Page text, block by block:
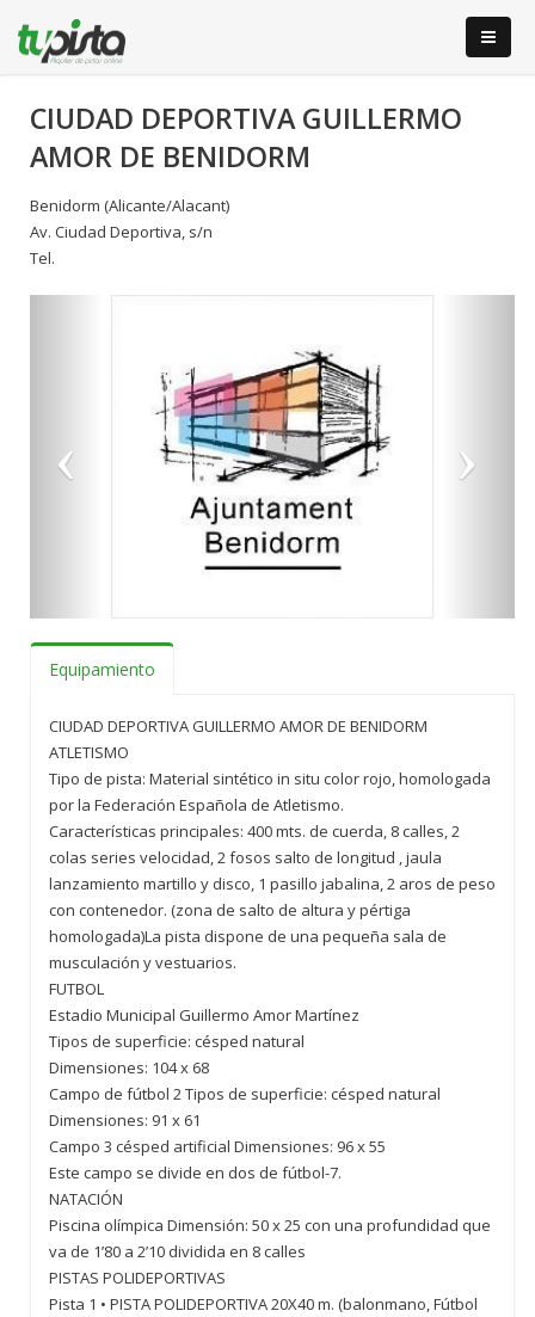
CIUDAD DEPORTIVA GUILLERMO
AMOR DE BENIDORM
Benidorm (Alicante/Alacant)
Av. Ciudad Deportiva, s/n
Tel.
Anterior
Equipamiento
CIUDAD DEPORTIVA GUILLERMO AMOR DE BENIDORM
ATLETISMO
Tipo de pista: Material sintético in situ color rojo, homologada
por la Federación Española de Atletismo.
Características principales: 400 mts. de cuerda, 8 calles, 2
colas series velocidad, 2 fosos salto de longitud , jaula
lanzamiento martillo y disco, 1 pasillo jabalina, 2 aros de peso
con contenedor. (zona de salto de altura y pértiga
homologada)La pista dispone de una pequeña sala de
musculación y vestuarios.
FUTBOL
Estadio Municipal Guillermo Amor Martínez
Tipos de superficie: césped natural
Dimensiones: 104 x 68
Campo de fútbol 2 Tipos de superficie: césped natural
Dimensiones: 91 x 61
Campo 3 césped artificial Dimensiones: 96 x 55
Este campo se divide en dos de fútbol-7.
NATACIÓN
Piscina olímpica Dimensión: 50 x 25 con una profundidad que
va de 1’80 a 2’10 dividida en 8 calles
PISTAS POLIDEPORTIVAS
Pista 1 • PISTA POLIDEPORTIVA 20X40 m. (balonmano, Fútbol